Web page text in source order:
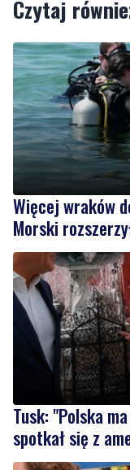
Więcej wraków
Morski
Tusk: "Polska
spotkał się z